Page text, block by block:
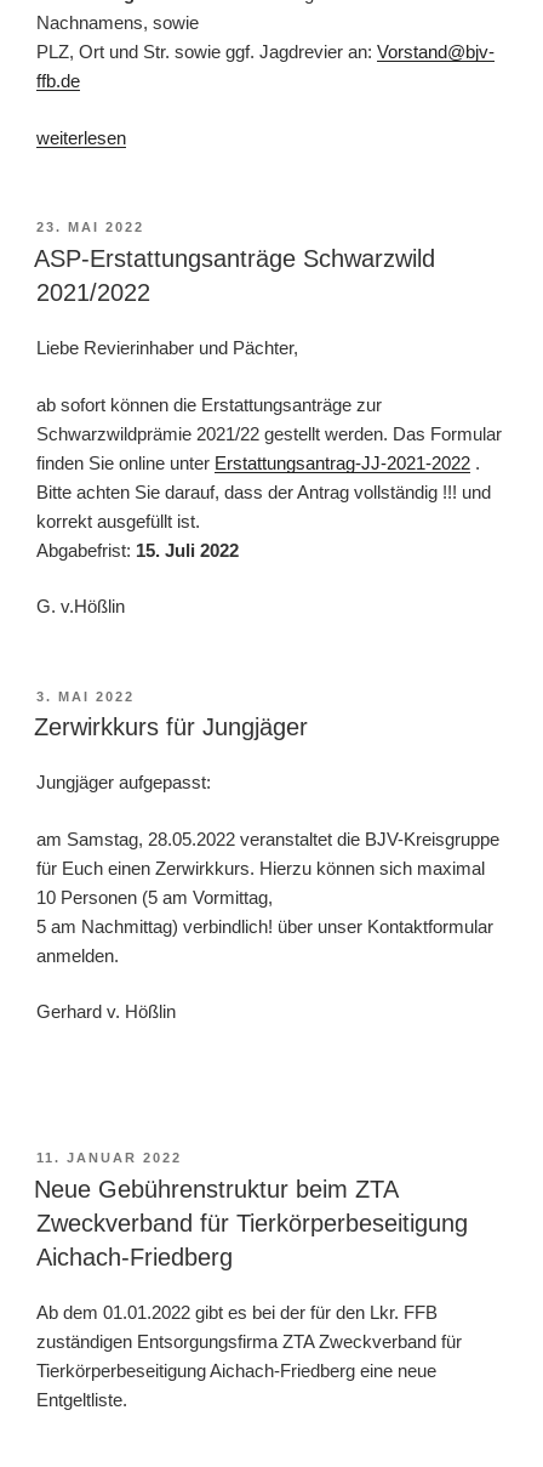
Nachnamens, sowie
PLZ, Ort und Str. sowie ggf. Jagdrevier an: Vorstand@bjv-
ffb.de
„Schulungsangebot
und
„Trichinenproben
Entnahme““
weiterlesen
VERÖFFENTLICHT
AM
23. MAI 2022
ASP-Erstattungsanträge Schwarzwild
2021/2022
Liebe Revierinhaber und Pächter,
ab sofort können die Erstattungsanträge zur
Schwarzwildprämie 2021/22 gestellt werden. Das Formular
finden Sie online unter Erstattungsantrag-JJ-2021-2022 .
Bitte achten Sie darauf, dass der Antrag vollständig !!! und
korrekt ausgefüllt ist.
Abgabefrist: 15. Juli 2022
G. v.Hößlin
VERÖFFENTLICHT
AM
3. MAI 2022
Zerwirkkurs für Jungjäger
Jungjäger aufgepasst:
am Samstag, 28.05.2022 veranstaltet die BJV-Kreisgruppe
für Euch einen Zerwirkkurs. Hierzu können sich maximal
10 Personen (5 am Vormittag,
5 am Nachmittag) verbindlich! über unser Kontaktformular
anmelden.
Gerhard v. Hößlin
VERÖFFENTLICHT
AM
11. JANUAR 2022
Neue Gebührenstruktur beim ZTA
Zweckverband für Tierkörperbeseitigung
Aichach-Friedberg
Ab dem 01.01.2022 gibt es bei der für den Lkr. FFB
zuständigen Entsorgungsfirma ZTA Zweckverband für
Tierkörperbeseitigung Aichach-Friedberg eine neue
Entgeltliste.